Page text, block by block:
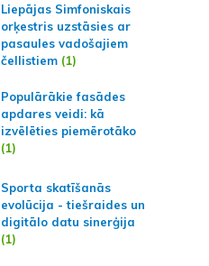
Liepājas Simfoniskais
orķestris uzstāsies ar
pasaules vadošajiem
čellistiem(1)
Populārākie fasādes
apdares veidi: kā
izvēlēties piemērotāko
(1)
Sporta skatīšanās
evolūcija - tiešraides un
digitālo datu sinerģija
(1)